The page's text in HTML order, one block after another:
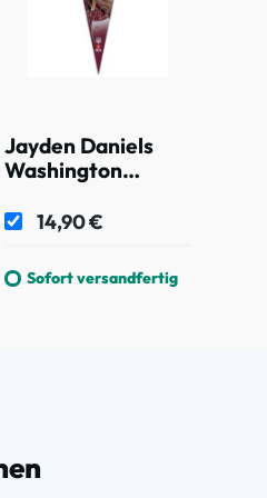
Jayden Daniels
Washington
Player Premium
Wimpel
14,90 €
Sofort versandfertig